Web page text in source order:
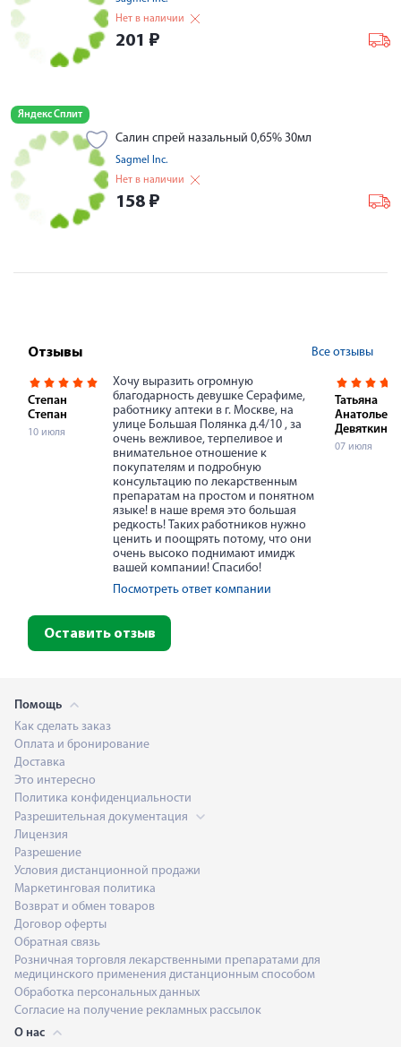
Нет в наличии
201 ₽
Яндекс Сплит
Салин спрей назальный 0,65% 30мл
Sagmel Inc.
Нет в наличии
158 ₽
Отзывы Все отзывы
Степан
Степан
10 июля
Хочу выразить огромную
благодарность девушке Серафиме,
работнику аптеки в г. Москве, на
улице Большая Полянка д.4/10 , за
очень вежливое, терпеливое и
внимательное отношение к
покупателям и подробную
консультацию по лекарственным
препаратам на простом и понятном
языке! в наше время это большая
редкость! Таких работников нужно
ценить и поощрять потому, что они
очень высоко поднимают имидж
вашей компании! Спасибо!
Посмотреть ответ компании
Татьяна
Девяткина
07 июля
Оставить отзыв
Помощь
Как сделать заказ
Оплата и бронирование
Доставка
Это интересно
Политика конфиденциальности
Разрешительная документация
Лицензия
Разрешение
Условия дистанционной продажи
Маркетинговая политика
Возврат и обмен товаров
Договор оферты
Обратная связь
Розничная торговля лекарственными препаратами для
медицинского применения дистанционным способом
Обработка персональных данных
Согласие на получение рекламных рассылок
О нас